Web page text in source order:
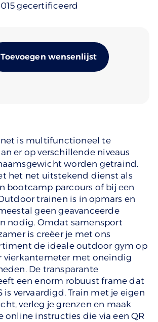
gecertificeerd
Toevoegen wensenlijst
is multifunctioneel te
er op verschillende niveaus
worden getraind.
het net uitstekend dienst als
bootcamp parcours of bij een
trainen is in opmars en
geen geavanceerde
nodig. Omdat samensport
is creëer je met ons
de ideale outdoor gym op
vierkantemeter met oneindig
De transparante
een enorm robuust frame dat
is vervaardigd. Train met je eigen
verleg je grenzen en maak
online instructies die via een QR